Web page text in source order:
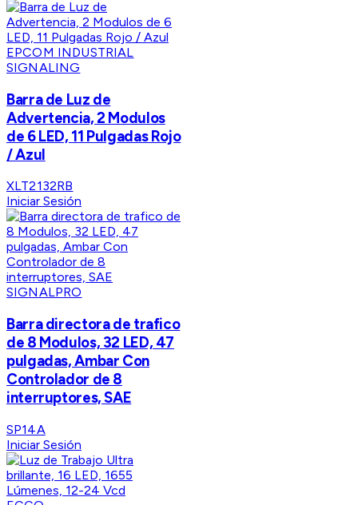
EPCOM INDUSTRIAL
SIGNALING
Barra de Luz de
Advertencia, 2 Modulos
de 6 LED, 11 Pulgadas Rojo
/ Azul
XLT2132RB
Iniciar Sesión
SIGNALPRO
Barra directora de trafico
de 8 Modulos, 32 LED, 47
pulgadas, Ambar Con
Controlador de 8
interruptores, SAE
SP14A
Iniciar Sesión